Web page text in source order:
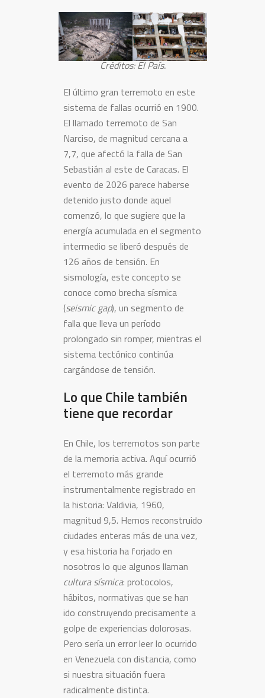
Créditos: El País.
El último gran terremoto en este
sistema de fallas ocurrió en 1900.
El llamado terremoto de San
Narciso, de magnitud cercana a
7,7, que afectó la falla de San
Sebastián al este de Caracas. El
evento de 2026 parece haberse
detenido justo donde aquel
comenzó, lo que sugiere que la
energía acumulada en el segmento
intermedio se liberó después de
126 años de tensión. En
sismología, este concepto se
conoce como brecha sísmica
(seismic gap), un segmento de
falla que lleva un período
prolongado sin romper, mientras el
sistema tectónico continúa
cargándose de tensión.
Lo que Chile también
tiene que recordar
En Chile, los terremotos son parte
de la memoria activa. Aquí ocurrió
el terremoto más grande
instrumentalmente registrado en
la historia: Valdivia, 1960,
magnitud 9,5. Hemos reconstruido
ciudades enteras más de una vez,
y esa historia ha forjado en
nosotros lo que algunos llaman
cultura sísmica: protocolos,
hábitos, normativas que se han
ido construyendo precisamente a
golpe de experiencias dolorosas.
Pero sería un error leer lo ocurrido
en Venezuela con distancia, como
si nuestra situación fuera
radicalmente distinta.